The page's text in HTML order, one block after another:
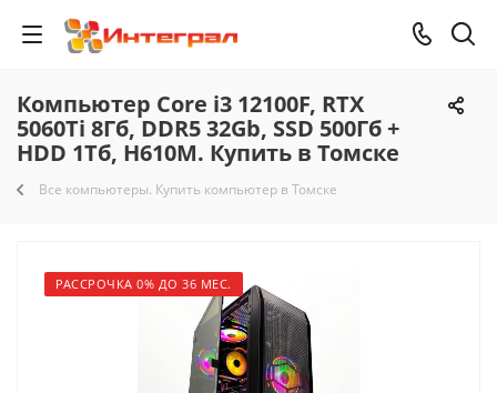
Компьютер Core i3 12100F, RTX
5060Ti 8Гб, DDR5 32Gb, SSD 500Гб +
HDD 1Тб, H610M. Купить в Томске
Все компьютеры. Купить компьютер в Томске
РАССРОЧКА 0% ДО 36 МЕС.